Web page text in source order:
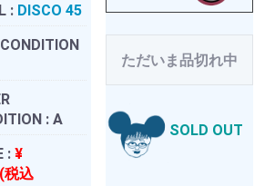
: DISCO 45
: A
: ¥
税込
ただいま品切れ中
SOLD OUT